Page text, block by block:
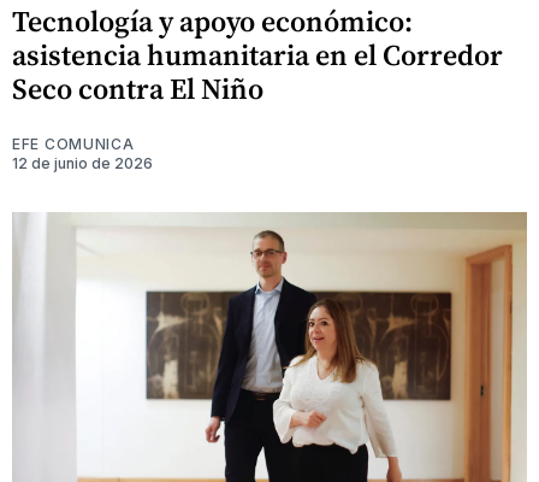
Tecnología y apoyo económico:
asistencia humanitaria en el Corredor
Seco contra El Niño
EFE COMUNICA
12 de junio de 2026